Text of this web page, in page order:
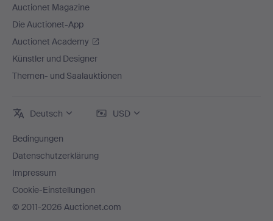
Auctionet Magazine
Die Auctionet-App
Auctionet Academy
Künstler und Designer
Themen- und Saalauktionen
Deutsch USD
Bedingungen
Datenschutzerklärung
Impressum
Cookie-Einstellungen
© 2011-2026 Auctionet.com